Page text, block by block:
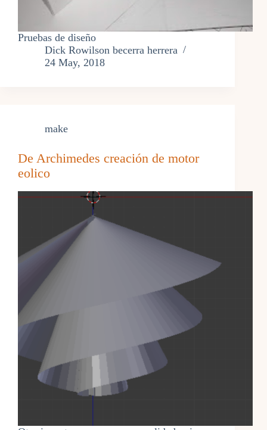
Pruebas de diseño
Dick Rowilson becerra herrera
24 May, 2018
make
De Archimedes creación de motor
eolico